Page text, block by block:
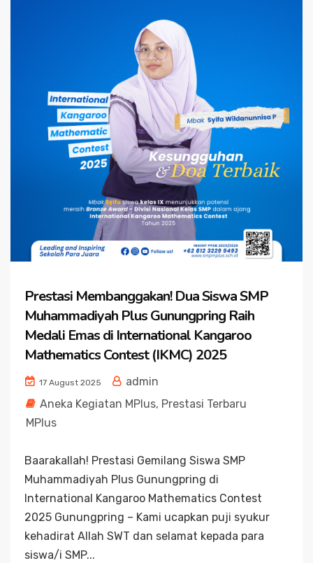
Prestasi Membanggakan! Dua Siswa SMP
Muhammadiyah Plus Gunungpring Raih
Medali Emas di International Kangaroo
Mathematics Contest (IKMC) 2025
17 August 2025
admin
Aneka Kegiatan MPlus, Prestasi Terbaru
MPlus
Baarakallah! Prestasi Gemilang Siswa SMP
Muhammadiyah Plus Gunungpring di
International Kangaroo Mathematics Contest
2025 Gunungpring – Kami ucapkan puji syukur
kehadirat Allah SWT dan selamat kepada para
siswa/i SMP...